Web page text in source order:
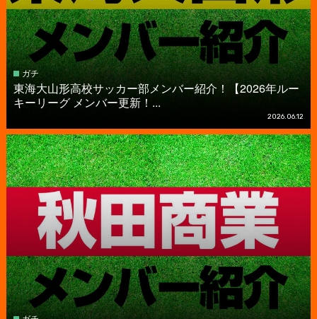
ガチ
東海大山形高校サッカー部メンバー紹介！【2026年ルー
キーリーグ メンバー更新！...
2026.06.12